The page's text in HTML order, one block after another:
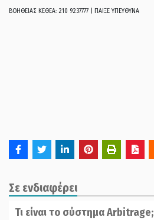
ΒΟΗΘΕΙΑΣ ΚΕΘΕΑ: 210 9237777 | ΠΑΙΞΕ ΥΠΕΥΘΥΝΑ
Σε ενδιαφέρει
Τι είναι το σύστημα Arbitrage;